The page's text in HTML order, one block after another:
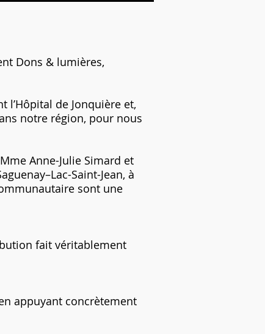
Dons & lumières,
l’Hôpital de Jonquière et,
notre région, pour nous
Anne-Julie Simard et
Saint-Jean, à
sont une
fait véritablement
appuyant concrètement